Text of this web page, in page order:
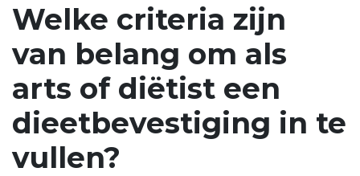
Welke criteria zijn
van belang om als
arts of diëtist een
dieetbevestiging in te
vullen?